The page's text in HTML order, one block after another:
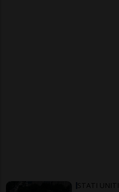
STATI UNITI